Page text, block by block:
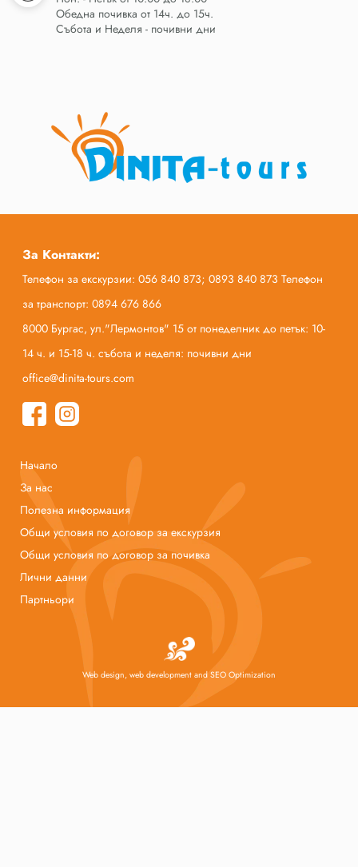
Обедна почивка от 14ч. до 15ч.
Събота и Неделя - почивни дни
За Контакти:
Телефон за екскурзии: 056 840 873; 0893 840 873 Телефон
за транспорт: 0894 676 866
8000 Бургас, ул."Лермонтов" 15 от понеделник до петък: 10-
14 ч. и 15-18 ч. събота и неделя: почивни дни
office@dinita-tours.com
Начало
За нас
Полезна информация
Общи условия по договор за екскурзия
Общи условия по договор за почивка
Лични данни
Партньори
Web design, web development and SEO Optimization